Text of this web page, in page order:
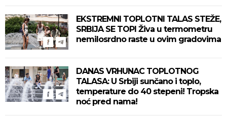
EKSTREMNI TOPLOTNI TALAS STEŽE,
SRBIJA SE TOPI Živa u termometru
nemilosrdno raste u ovim gradovima
DANAS VRHUNAC TOPLOTNOG
TALASA: U Srbiji sunčano i toplo,
temperature do 40 stepeni! Tropska
noć pred nama!